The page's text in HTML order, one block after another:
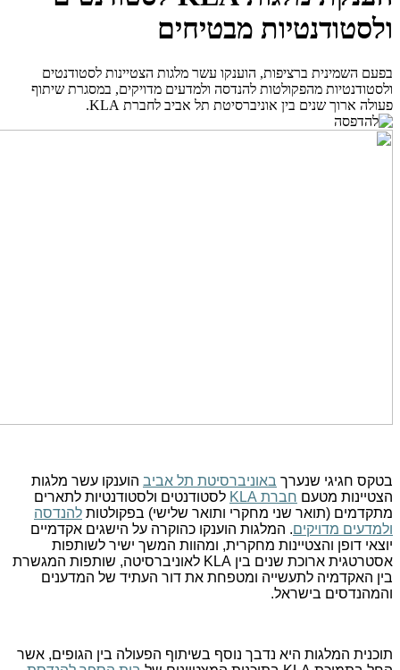
ולסטודנטיות מבטיחים
בפעם השמינית ברציפות, הוענקו עשר מלגות הצטיינות לסטודנטים
ולסטודנטיות מהפקולטות להנדסה ולמדעים מדויקים, במסגרת שיתוף
פעולה ארוך שנים בין אוניברסיטת תל אביב לחברת KLA.
בטקס חגיגי שנערך באוניברסיטת תל אביב הוענקו עשר מלגות
הצטיינות מטעם חברת KLA לסטודנטים ולסטודנטיות לתארים
מתקדמים (תואר שני מחקרי ותואר שלישי) בפקולטות להנדסה
ולמדעים מדויקים. המלגות הוענקו כהוקרה על הישגים אקדמיים
יוצאי דופן והצטיינות מחקרית, ומהוות המשך ישיר לשותפות
אסטרטגית ארוכת שנים בין KLA לאוניברסיטה, שותפות המגשרת
בין האקדמיה לתעשייה ומטפחת את דור העתיד של המדענים
והמהנדסים בישראל.
תוכנית המלגות היא נדבך נוסף בשיתוף הפעולה בין הגופים, אשר